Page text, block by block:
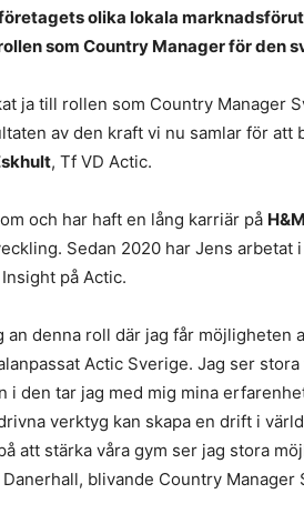
olika lokala
som Country Manager för den
ja till rollen som Country Manager
av den kraft vi nu samlar för att
, Tf VD Actic.
och har haft en lång karriär på H&M
Sedan 2020 har Jens arbetat
på Actic.
an denna roll där jag får möjligheten
Actic Sverige. Jag ser
i den tar jag med mig mina
verktyg kan skapa en drift i
att stärka våra gym ser jag stora
blivande Country Manager